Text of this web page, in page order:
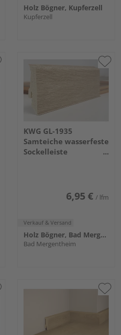
Holz Bögner, Kupferzell
Kupferzell
KWG GL-1935
Samteiche wasserfeste
Sockelleiste
6,95 € / lfm
Verkauf & Versand
Holz Bögner, Bad Mergentheim
Bad Mergentheim